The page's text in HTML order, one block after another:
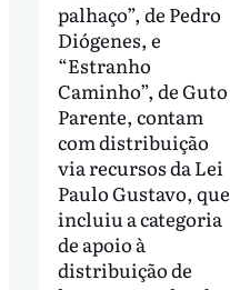
palhaço”, de Pedro
Diógenes, e
“Estranho
Caminho”, de Guto
Parente, contam
com distribuição
via recursos da Lei
Paulo Gustavo, que
incluiu a categoria
de apoio à
distribuição de